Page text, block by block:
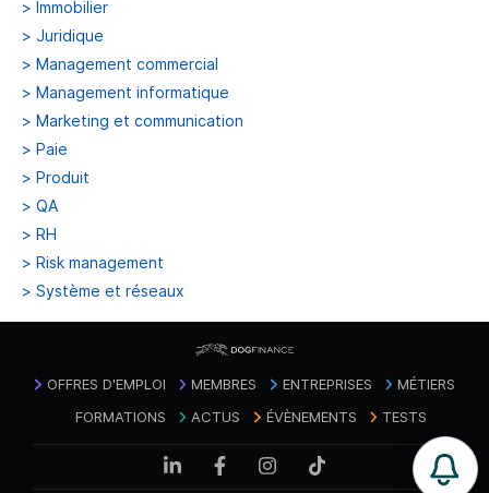
> Immobilier
> Juridique
> Management commercial
> Management informatique
> Marketing et communication
> Paie
> Produit
> QA
> RH
> Risk management
> Système et réseaux
OFFRES D'EMPLOI MEMBRES ENTREPRISES
MÉTIERS
FORMATIONS
ACTUS ÉVÈNEMENTS TESTS